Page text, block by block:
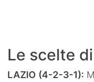
Le scelte
LAZIO (4-2-3-1):